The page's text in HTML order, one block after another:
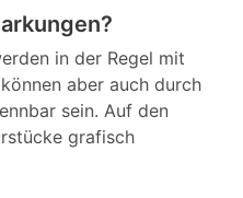
in der Regel mit
aber auch durch
sein. Auf den
grafisch